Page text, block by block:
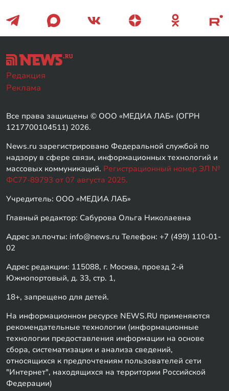
Редакция
Реклама
Все права защищены © ООО «МЕДИА ЛАБ» (ОГРН
1217700104511) 2026.
News.ru зарегистрировано Федеральной службой по
надзору в сфере связи, информационных технологий и
массовых коммуникаций. Регистрационный номер ЭЛ №
ФС77-89793 от 07 августа 2025.
Учредитель: ООО «МЕДИА ЛАБ»
Главный редактор: Сабурова Ольга Николаевна
Адрес эл.почты: info@news.ru Телефон: +7 (499) 110-01-
02
Адрес редакции: 115088, г. Москва, проезд 2-й
Южнопортовый, д. 33, стр. 1,
18+, запрещено для детей.
На информационном ресурсе NEWS.RU применяются
рекомендательные технологии (информационные
технологии предоставления информации на основе
сбора, систематизации и анализа сведений,
относящихся к предпочтениям пользователей сети
"Интернет", находящихся на территории Российской
Федерации)